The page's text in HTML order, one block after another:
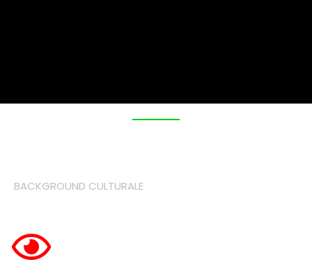
BACKGROUND CULTURALE